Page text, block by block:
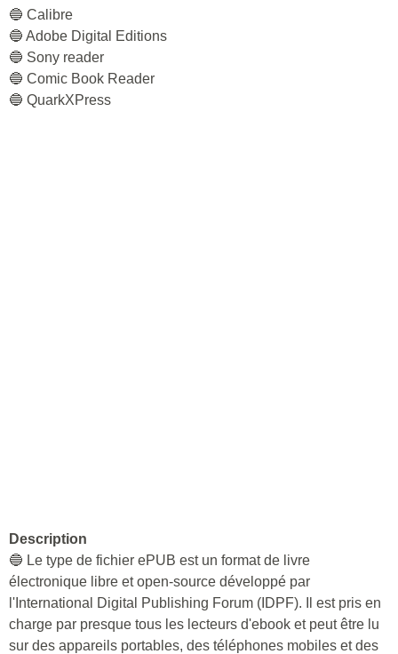
🔵 Calibre
🔵 Adobe Digital Editions
🔵 Sony reader
🔵 Comic Book Reader
🔵 QuarkXPress
Description
🔵 Le type de fichier ePUB est un format de livre
électronique libre et open-source développé par
l'International Digital Publishing Forum (IDPF). Il est pris en
charge par presque tous les lecteurs d'ebook et peut être lu
sur des appareils portables, des téléphones mobiles et des